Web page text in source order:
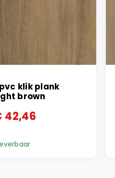
klik plank
brown
42,46